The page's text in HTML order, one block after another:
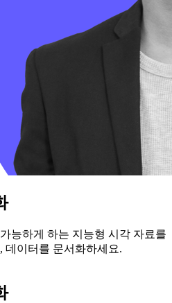
능하게 하는 지능형 시각 자료를
데이터를 문서화하세요.